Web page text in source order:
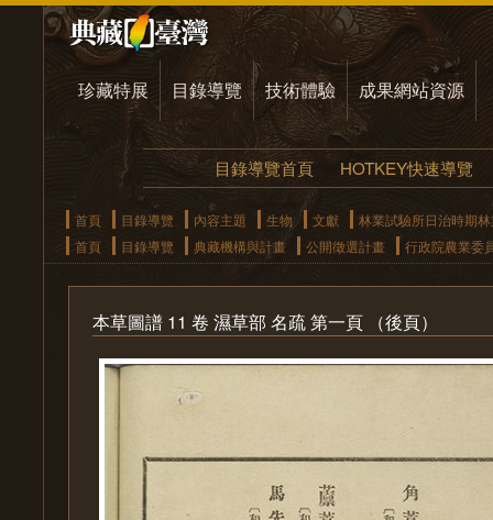
珍藏特展 目錄導覽 技術體驗 成果網站資源
目錄導覽首頁 HOTKEY快速導覽
首頁 目錄導覽 內容主題 生物 文獻
林業試驗所日治時期
首頁
目錄導覽 典藏機構與計畫 公開徵選計畫 行政院農業委
本草圖譜 11 卷 濕草部 名疏 第一頁 （後頁）